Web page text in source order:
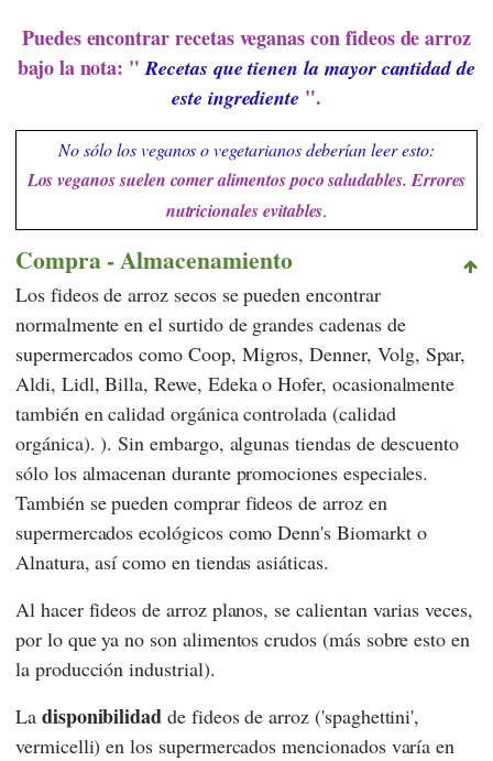
Puedes encontrar recetas veganas con fideos de arroz
bajo la nota: "Recetas que tienen la mayor cantidad de
este ingrediente ".
No sólo los veganos o vegetarianos deberían leer esto:
Los veganos suelen comer alimentos poco saludables. Errores
nutricionales evitables.
Compra - Almacenamiento
Los fideos de arroz secos se pueden encontrar
normalmente en el surtido de grandes cadenas de
supermercados como Coop, Migros,Denner, Volg, Spar,
Aldi, Lidl,Billa,Rewe, EdekaoHofer, ocasionalmente
también en calidad orgánica controlada (calidad
orgánica). ). Sin embargo, algunas tiendas de descuento
sólo los almacenan durante promociones especiales.
También se pueden comprar fideos de arroz en
supermercados ecológicos comoDenn's Biomarkto
Alnatura, así como en tiendas asiáticas.
Al hacer fideos de arroz planos, se calientan varias veces,
por lo que ya no son alimentos crudos (más sobre esto en
la producción industrial).
La disponibilidad de fideos de arroz ('spaghettini',
vermicelli) en los supermercados mencionados varía en